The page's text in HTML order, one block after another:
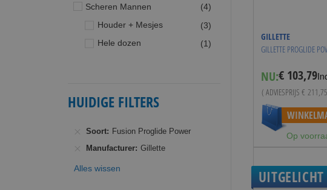
GILLETTE
GILLETTE PROGLIDE
NU:Special
Price
€ 103,79
( ADVIESPRIJS € 211,75
Op
UITGELICHT
Scheren Mannen 4producten
Houder + Mesjes
3producten
Hele dozen
1product
HUIDIGE FILTERS
Soort
Fusion Proglide Power
Manufacturer Gillette
Alles wissen